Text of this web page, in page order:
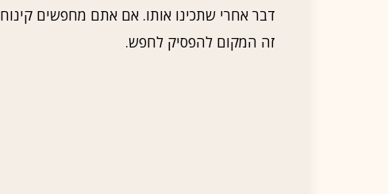
דבר אחרי שתכינו אותו. אם אתם מחפשים קינוח
זה המקום להפסיק לחפש.